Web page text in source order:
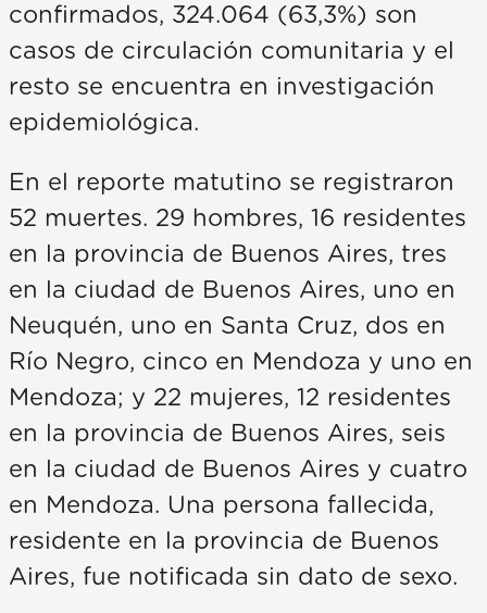
confirmados, 324.064 (63,3%) son
casos de circulación comunitaria y el
resto se encuentra en investigación
epidemiológica.
En el reporte matutino se registraron
52 muertes. 29 hombres, 16 residentes
en la provincia de Buenos Aires, tres
en la ciudad de Buenos Aires, uno en
Neuquén, uno en Santa Cruz, dos en
Río Negro, cinco en Mendoza y uno en
Mendoza; y 22 mujeres, 12 residentes
en la provincia de Buenos Aires, seis
en la ciudad de Buenos Aires y cuatro
en Mendoza. Una persona fallecida,
residente en la provincia de Buenos
Aires, fue notificada sin dato de sexo.